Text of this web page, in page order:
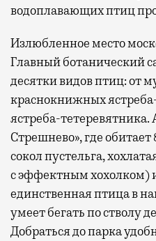
водоплавающих птиц
Излюбленное место
Главный ботанический
десятки видов птиц: от
краснокнижных
ястреба-тетеревятника.
Стрешнево», где
сокол пустельга,
с эффектным хохолком)
единственная птица в
умеет бегать по стволу
Добраться до парка